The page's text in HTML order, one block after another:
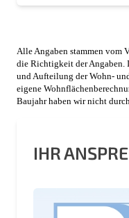
Alle Angaben stammen vom
die Richtigkeit der Angaben.
und Aufteilung der Wohn-
eigene
Baujahr haben wir nicht
IHR